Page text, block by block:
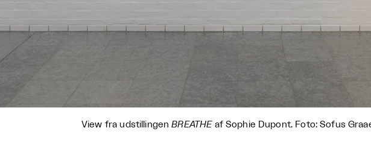
View fra udstillingenBREATHE af Sophie Dupont. Foto: Sofus